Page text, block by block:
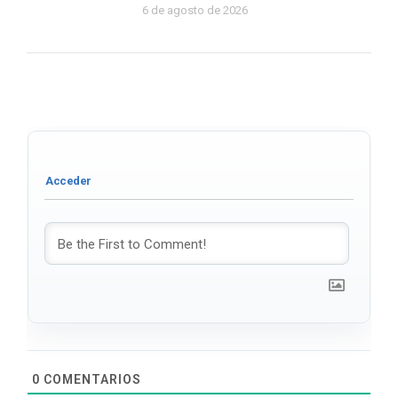
6 de agosto de 2026
0 COMENTARIOS